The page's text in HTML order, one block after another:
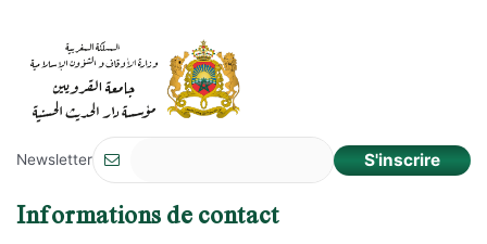
Newsletter S'inscrire
Informations de contact